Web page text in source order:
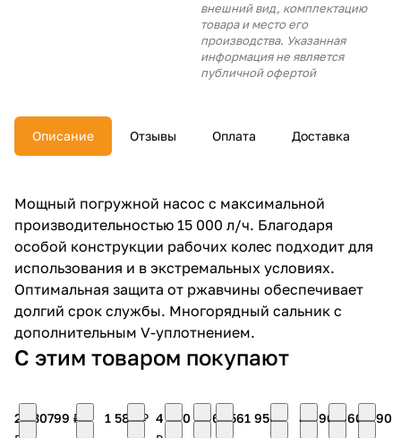
внешний вид, комплектацию
товара и место его
производства. Указанная
информация не является
публичной офертой
Описание Отзывы Оплата Доставка
Мощный погружной насос с максимальной
производительностью 15 000 л/ч. Благодаря
особой конструкции рабочих колес подходит для
использования и в экстремальных условиях.
Оптимальная защита от ржавчины обеспечивает
долгий срок службы. Многорядный сальник с
дополнительным V-уплотнением.
С этим товаром покупают
2 230799 ₽
1 580 ₽ 4 390 5 9603561 950 ₽
8 9903 0603 690
раз в 2
недели